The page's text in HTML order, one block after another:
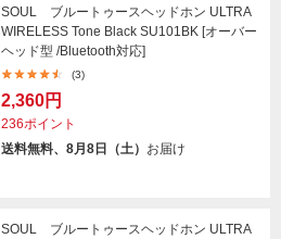
SOUL ブルートゥースヘッドホン ULTRA
WIRELESS Tone Black SU101BK [オーバー
ヘッド型 /Bluetooth対応]
(3)
2,360円
236ポイント
送料無料、8月8日（土） お届け
SOUL ブルートゥースヘッドホン ULTRA